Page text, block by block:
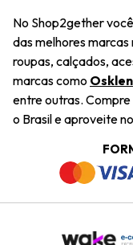
Saiu na Mídia
Sustentabilidade
Navegando
Termos e Condições
Trabalhe Conosco
Regulamento e
Wishlist
Troca Fácil
Restituição de
Dúvidas Frequentes
Termos e Condições
Política de
No Shop2gether
das melhores
roupas, calçados,
marcas como Osklen
entre outras.
o Brasil e aproveite